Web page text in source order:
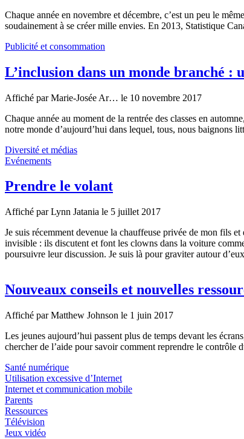
Chaque année en novembre et décembre, c’est un peu le
soudainement à se créer mille envies. En 2013, Statistique
Publicité et consommation
L’inclusion dans un monde branché :
Affiché parMarie-Josée Ar… le 10 novembre 2017
Chaque année au moment de la rentrée des classes en
notre monde d’aujourd’hui dans lequel, tous, nous baignons
Diversité et médias
Evénements
Prendre le volant
Affiché parLynn Jatania le 5 juillet 2017
Je suis récemment devenue la chauffeuse privée de mon fils
invisible : ils discutent et font les clowns dans la voiture
poursuivre leur discussion. Je suis là pour graviter autour
Nouveaux conseils et nouvelles
Affiché parMatthew Johnson le 1 juin 2017
Les jeunes aujourd’hui passent plus de temps devant les
chercher de l’aide pour savoir comment reprendre le contrôle
Santé numérique
Utilisation excessive d’Internet
Internet et communication mobile
Parents
Ressources
Télévision
Jeux vidéo